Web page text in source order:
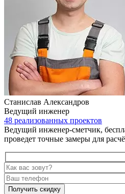
Станислав Александров
Ведущий инженер
48 реализованных проектов
Ведущий инженер-сметчик,
проведет точные замеры для
Получить скидку